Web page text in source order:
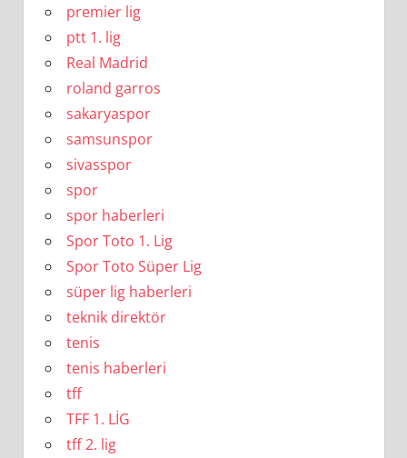
premier lig
ptt 1. lig
Real Madrid
roland garros
sakaryaspor
samsunspor
sivasspor
spor
spor haberleri
Spor Toto 1. Lig
Spor Toto Süper Lig
süper lig haberleri
teknik direktör
tenis
tenis haberleri
tff
TFF 1. LİG
tff 2. lig